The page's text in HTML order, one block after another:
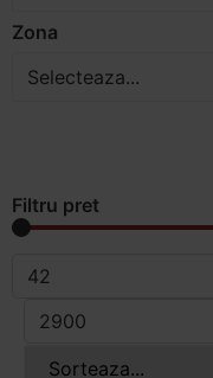
Zona
Selecteaza...
Filtru pret